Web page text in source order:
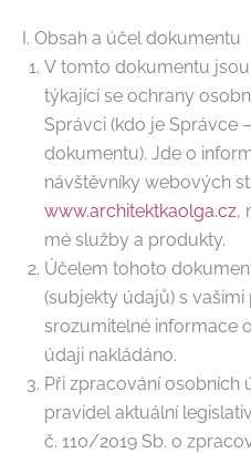
I. Obsah a účel dokumentu
V tomto dokumentu
týkající se ochrany
Správci (kdo je Správce
dokumentu). Jde o
návštěvníky webových
www.architektkaolga.cz,
mé služby a produkty.
Účelem tohoto
(subjekty údajů) s
srozumitelné informace
údaji nakládáno.
Při zpracování
pravidel aktuální
č. 110/2019 Sb. o